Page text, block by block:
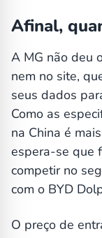
Afinal,
A MG não deu
nem no site,
seus dados
Como as
na China é
espera-se que
competir no
com o BYD
O preço de